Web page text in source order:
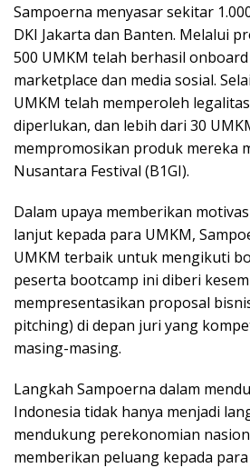
Sampoerna menyasar sekitar
DKI Jakarta dan Banten. Melalui
500 UMKM telah berhasil
marketplace dan media sosial.
UMKM telah memperoleh
diperlukan, dan lebih dari 30
mempromosikan produk mereka
Nusantara Festival (B1GI).
Dalam upaya memberikan
lanjut kepada para UMKM,
UMKM terbaik untuk mengikuti
peserta bootcamp ini diberi
mempresentasikan proposal
pitching) di depan juri yang
masing-masing.
Langkah Sampoerna dalam
Indonesia tidak hanya menjadi
mendukung perekonomian
memberikan peluang kepada